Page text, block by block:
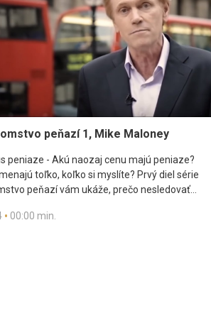
peňazí 1, Mike Maloney
peniaze - Akú naozaj cenu majú peniaze?
toľko, koľko si myslíte? Prvý diel série
peňazí vám ukáže, prečo nesledovať
• 00:00 min.